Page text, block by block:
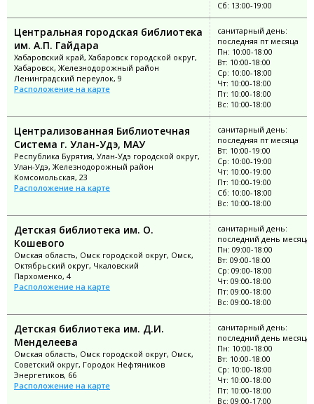
Сб: 13:00-19:00
Центральная городская библиотека
им. А.П. Гайдара
Хабаровский край, Хабаровск городской округ,
Хабаровск, Железнодорожный район
Ленинградский переулок, 9
Расположение на карте
санитарный день:
последняя пт месяца
Пн: 10:00-18:00
Вт: 10:00-18:00
Ср: 10:00-18:00
Чт: 10:00-18:00
Пт: 10:00-18:00
Вс: 10:00-18:00
Централизованная Библиотечная
Система г. Улан-Удэ, МАУ
Республика Бурятия, Улан-Удэ городской округ,
Улан-Удэ, Железнодорожный район
Комсомольская, 23
Расположение на карте
санитарный день:
последняя пт месяца
Вт: 10:00-19:00
Ср: 10:00-19:00
Чт: 10:00-19:00
Пт: 10:00-19:00
Сб: 10:00-18:00
Вс: 10:00-18:00
Детская библиотека им. О.
Кошевого
Омская область, Омск городской округ, Омск,
Октябрьский округ, Чкаловский
Пархоменко, 4
Расположение на карте
санитарный день:
последний день месяца
Пн: 09:00-18:00
Вт: 09:00-18:00
Ср: 09:00-18:00
Чт: 09:00-18:00
Пт: 09:00-18:00
Вс: 09:00-18:00
Детская библиотека им. Д.И.
Менделеева
Омская область, Омск городской округ, Омск,
Советский округ, Городок Нефтяников
Энергетиков, 66
Расположение на карте
санитарный день:
последний день месяца
Пн: 10:00-18:00
Вт: 10:00-18:00
Ср: 10:00-18:00
Чт: 10:00-18:00
Пт: 10:00-18:00
Вс: 09:00-17:00